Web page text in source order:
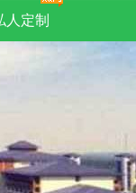
人定制